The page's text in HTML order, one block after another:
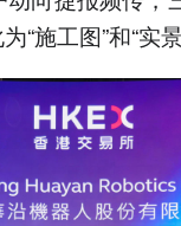
“施工图”和“实景